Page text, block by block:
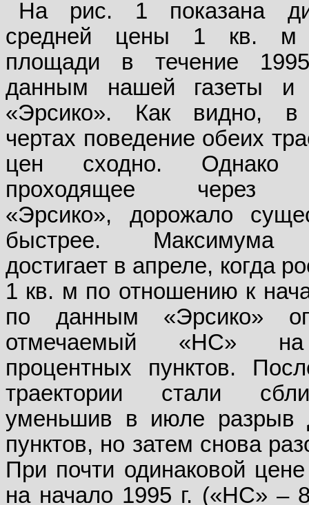
На рис. 1 показана
средней цены 1 кв. м
площади в течение
данным нашей газеты
«Эрсико». Как видно,
чертах поведение обеих
цен сходно. Однако
проходящее через
«Эрсико», дорожало
быстрее. Максимума
достигает в апреле, когда
1 кв. м по отношению к
по данным «Эрсико»
отмечаемый «НС»
процентных пунктов.
траектории стали
уменьшив в июле разрыв
пунктов, но затем снова
При почти одинаковой
на начало 1995 г. («НС» –